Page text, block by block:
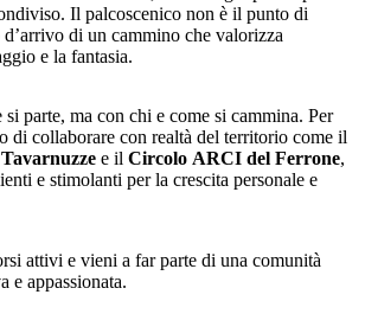
Il palcoscenico non è il punto di
di un cammino che valorizza
e la fantasia.
parte, ma con chi e come si cammina. Per
di collaborare con realtà del territorio come il
e il Circolo ARCI del Ferrone,
e stimolanti per la crescita personale e
attivi e vieni a far parte di una comunità
e appassionata.